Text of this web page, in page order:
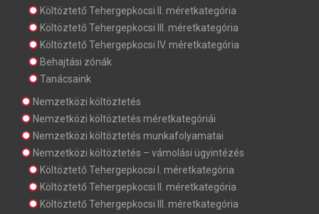
Költöztető Tehergepkocsi II. méretkategória
Költöztető Tehergepkocsi III. méretkategória
Költöztető Tehergepkocsi IV. méretkategória
Behajtási zónák
Tanácsaink
Nemzetközi költöztetés
Nemzetközi költöztetés méretkategóriái
Nemzetközi költöztetés munkafolyamatai
Nemzetközi költöztetés – vámolási ügyintézés
Költöztető Tehergepkocsi I. méretkategória
Költöztető Tehergepkocsi II. méretkategória
Költöztető Tehergepkocsi III. méretkategória